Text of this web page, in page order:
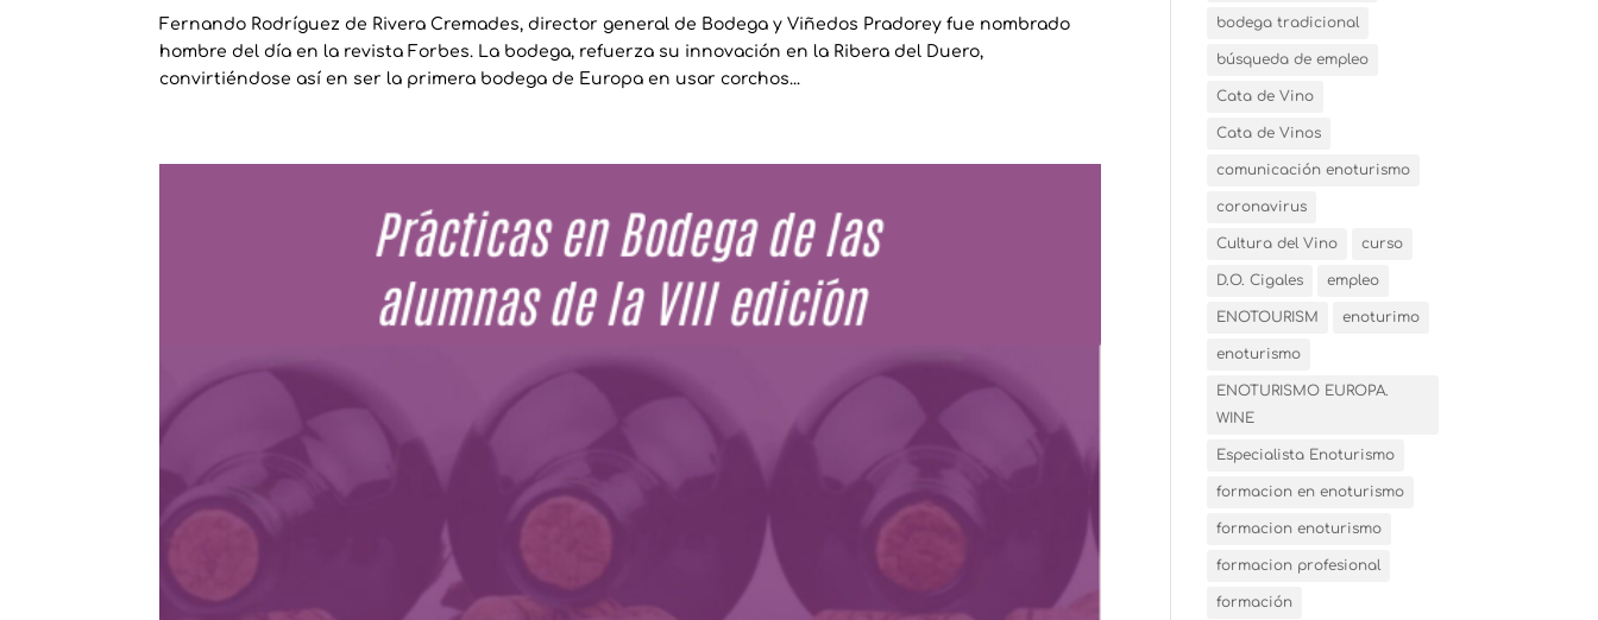
Fernando Rodríguez de Rivera Cremades, director general de Bodega y Viñedos Pradorey fue nombrado
hombre del día en la revista Forbes. La bodega, refuerza su innovación en la Ribera del Duero,
convirtiéndose así en ser la primera bodega de Europa en usar corchos...
bodega tradicional
búsqueda de empleo
Cata de Vino
Cata de Vinos
comunicación enoturismo
coronavirus
Cultura del Vino curso
D.O. Cigales empleo
ENOTOURISM enoturimo
enoturismo
ENOTURISMO EUROPA.
WINE
Especialista Enoturismo
formacion en enoturismo
formacion enoturismo
formacion profesional
formación